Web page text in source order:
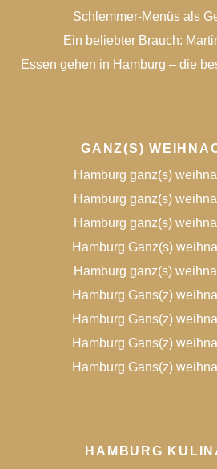
Schlemmer-Menüs als
Ein beliebter Brauch:
Essen gehen in Hamburg – die
GANZ(S)
Hamburg ganz(s)
Hamburg ganz(s)
Hamburg ganz(s)
Hamburg Ganz(s)
Hamburg ganz(s)
Hamburg Gans(z)
Hamburg Gans(z)
Hamburg Gans(z)
Hamburg Gans(z)
HAMBURG